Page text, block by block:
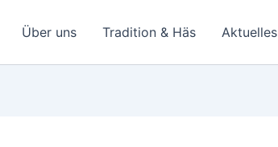
Über uns Tradition & Häs Aktuelles